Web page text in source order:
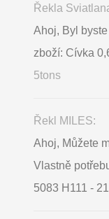
Řekla
Ahoj, Byl
zboží: Cívka
5tons
Řekl MILES:
Ahoj, Můžete
Vlastně
5083 H111 - 21